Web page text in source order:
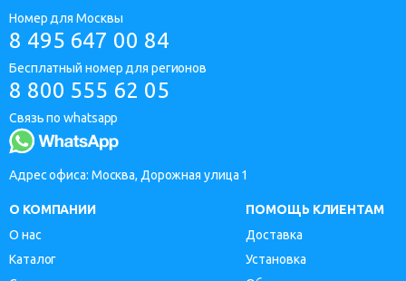
Номер для Москвы
8 495 647 00 84
Бесплатный номер для регионов
8 800 555 62 05
Связь по whatsapp
Адрес офиса: Москва, Дорожная улица 1
О КОМПАНИИ
О нас
Каталог
ПОМОЩЬ КЛИЕНТАМ
Доставка
Установка